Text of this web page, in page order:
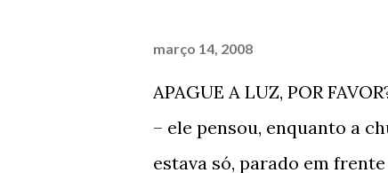
março 14, 2008
APAGUE A LUZ, POR
– ele pensou, enquanto a
estava só, parado em